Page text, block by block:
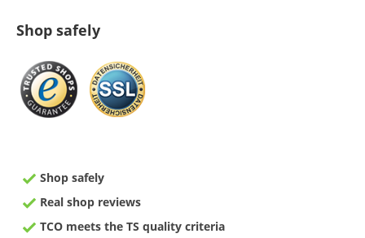
Shop safely
Shop safely
Real shop reviews
TCO meets the TS quality criteria